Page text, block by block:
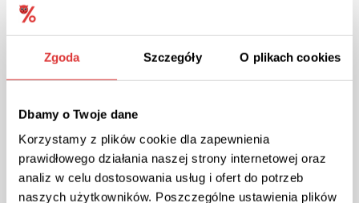
Zgoda Szczegóły O plikach cookies
Dbamy o Twoje dane
Korzystamy z plików cookie dla zapewnienia
prawidłowego działania naszej strony internetowej oraz
analiz w celu dostosowania usług i ofert do potrzeb
naszych użytkowników. Poszczególne ustawienia plików
Kod rabatowy
Oryginalnetusze.pl - jak on
działa?